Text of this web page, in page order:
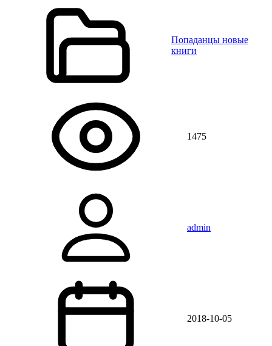
Попаданцы новые
книги
1475
admin
2018-10-05